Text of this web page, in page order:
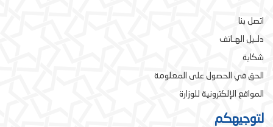
اتصل بنا
دلـيل الهـاتف
شكاية
الحق في الحصول على المعلومة
المواقع الإلكترونية للوزارة
لتوجيهكم